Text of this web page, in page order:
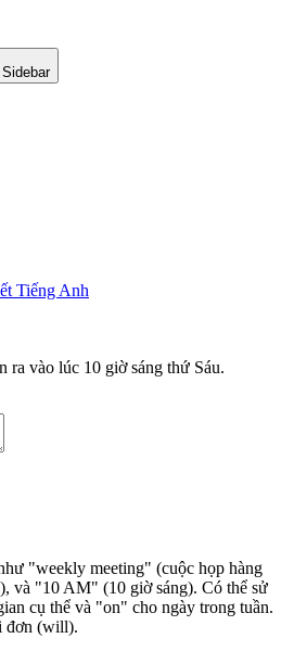
Tiếng Anh
ra vào lúc 10 giờ sáng thứ Sáu.
"weekly meeting" (cuộc họp hàng
và "10 AM" (10 giờ sáng). Có thể sử
cụ thể và "on" cho ngày trong tuần.
đơn (will).